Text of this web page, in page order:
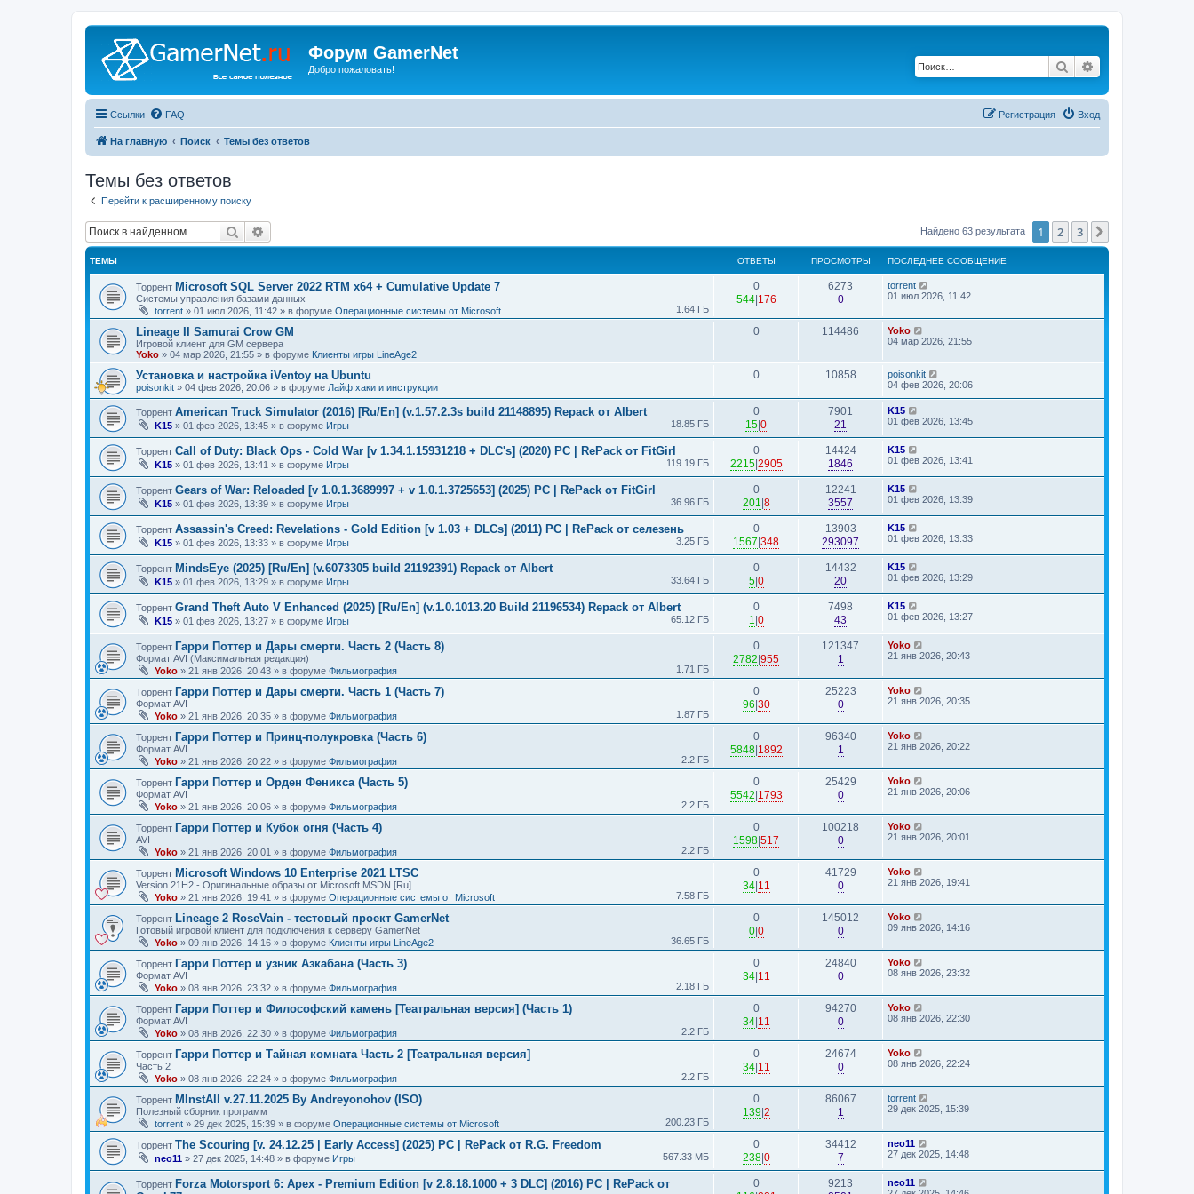
Форум GamerNet
Добро пожаловать! Поиск
Ссылки FAQ Вход
Регистрация
На главную Поиск Темы без ответов
Темы без ответов
Перейти к расширенному поиску
Поиск Найдено 63 результата 1 2 3
ТЕМЫ ОТВЕТЫ ПРОСМОТРЫ ПОСЛЕДНЕЕ СООБЩЕНИЕ
Торрент Microsoft SQL Server 2022 RTM x64 + Cumulative Update 7
Системы управления базами данных
torrent » 01 июл 2026, 11:42 » в форуме Операционные системы от Microsoft 1.64 ГБ
0
544| 176
6273
0
torrent
01 июл 2026, 11:42
Lineage II Samurai Crow GM
Игровой клиент для GM сервера
Yoko » 04 мар 2026, 21:55 » в форуме Клиенты игры LineAge2
0 114486
Yoko
04 мар 2026, 21:55
Установка и настройка iVentoy на Ubuntu
poisonkit » 04 фев 2026, 20:06 » в форуме Лайф хаки и инструкции
0 10858
poisonkit
04 фев 2026, 20:06
Торрент American Truck Simulator (2016) [Ru/En] (v.1.57.2.3s build 21148895) Repack от Albert
K15 » 01 фев 2026, 13:45 » в форуме Игры 18.85 ГБ
0
15 0
7901
21
K15
01 фев 2026, 13:45
Торрент Call of Duty: Black Ops - Cold War [v 1.34.1.15931218 + DLC's] (2020) PC | RePack от FitGirl
K15 » 01 фев 2026, 13:41 » в форуме Игры 119.19 ГБ
0
2215| 2905
14424
1846
K15
01 фев 2026, 13:41
Торрент Gears of War: Reloaded [v 1.0.1.3689997 + v 1.0.1.3725653] (2025) PC | RePack от FitGirl
K15 » 01 фев 2026, 13:39 » в форуме Игры 36.96 ГБ
0
201 8
12241
3557
K15
01 фев 2026, 13:39
Торрент Assassin's Creed: Revelations - Gold Edition [v 1.03 + DLCs] (2011) PC | RePack от селезень
K15 » 01 фев 2026, 13:33 » в форуме Игры 3.25 ГБ
0
1567 348
13903
293097
K15
01 фев 2026, 13:33
Торрент MindsEye (2025) [Ru/En] (v.6073305 build 21192391) Repack от Albert
K15 » 01 фев 2026, 13:29 » в форуме Игры 33.64 ГБ
0
5| 0
14432
20
K15
01 фев 2026, 13:29
Торрент Grand Theft Auto V Enhanced (2025) [Ru/En] (v.1.0.1013.20 Build 21196534) Repack от Albert
K15 » 01 фев 2026, 13:27 » в форуме Игры 65.12 ГБ
0
1 0
7498
43
K15
01 фев 2026, 13:27
Торрент Гарри Поттер и Дары смерти. Часть 2 (Часть 8)
Формат AVI (Максимальная редакция)
Yoko » 21 янв 2026, 20:43 » в форуме Фильмография 1.71 ГБ
0
2782 955
121347
1
Yoko
21 янв 2026, 20:43
Торрент Гарри Поттер и Дары смерти. Часть 1 (Часть 7)
Формат AVI
Yoko » 21 янв 2026, 20:35 » в форуме Фильмография 1.87 ГБ
0
96 30
25223
0
Yoko
21 янв 2026, 20:35
Торрент Гарри Поттер и Принц-полукровка (Часть 6)
Формат AVI
Yoko » 21 янв 2026, 20:22 » в форуме Фильмография 2.2 ГБ
0
5848| 1892
96340
1
Yoko
21 янв 2026, 20:22
Торрент Гарри Поттер и Орден Феникса (Часть 5)
Формат AVI
Yoko » 21 янв 2026, 20:06 » в форуме Фильмография 2.2 ГБ
0
5542 1793
25429
0
Yoko
21 янв 2026, 20:06
Торрент Гарри Поттер и Кубок огня (Часть 4)
AVI
Yoko » 21 янв 2026, 20:01 » в форуме Фильмография 2.2 ГБ
0
1598 517
100218
0
Yoko
21 янв 2026, 20:01
Торрент Microsoft Windows 10 Enterprise 2021 LTSC
Version 21H2 - Оригинальные образы от Microsoft MSDN [Ru]
Yoko » 21 янв 2026, 19:41 » в форуме Операционные системы от Microsoft 7.58 ГБ
0
34| 11
41729
0
Yoko
21 янв 2026, 19:41
Торрент Lineage 2 RoseVain - тестовый проект GamerNet
Готовый игровой клиент для подключения к серверу GamerNet
Yoko » 09 янв 2026, 14:16 » в форуме Клиенты игры LineAge2 36.65 ГБ
0
0| 0
145012
0
Yoko
09 янв 2026, 14:16
Торрент Гарри Поттер и узник Азкабана (Часть 3)
Формат AVI
Yoko » 08 янв 2026, 23:32 » в форуме Фильмография 2.18 ГБ
0
34| 11
24840
0
Yoko
08 янв 2026, 23:32
Торрент Гарри Поттер и Философский камень [Театральная версия] (Часть 1)
Формат AVI
Yoko » 08 янв 2026, 22:30 » в форуме Фильмография 2.2 ГБ
0
34| 11
94270
0
Yoko
08 янв 2026, 22:30
Торрент Гарри Поттер и Тайная комната Часть 2 [Театральная версия]
Часть 2
Yoko » 08 янв 2026, 22:24 » в форуме Фильмография 2.2 ГБ
0
34| 11
24674
0
Yoko
08 янв 2026, 22:24
Торрент MInstAll v.27.11.2025 By Andreyonohov (ISO)
Полезный сборник программ
torrent » 29 дек 2025, 15:39 » в форуме Операционные системы от Microsoft 200.23 ГБ
0
139 2
86067
1
torrent
29 дек 2025, 15:39
Торрент The Scouring [v. 24.12.25 | Early Access] (2025) PC | RePack от R.G. Freedom
neo11 » 27 дек 2025, 14:48 » в форуме Игры 567.33 МБ
0
238| 0
34412
7
neo11
27 дек 2025, 14:48
Торрент Forza Motorsport 6: Apex - Premium Edition [v 2.8.18.1000 + 3 DLC] (2016) PC | RePack от
0
9213
neo11